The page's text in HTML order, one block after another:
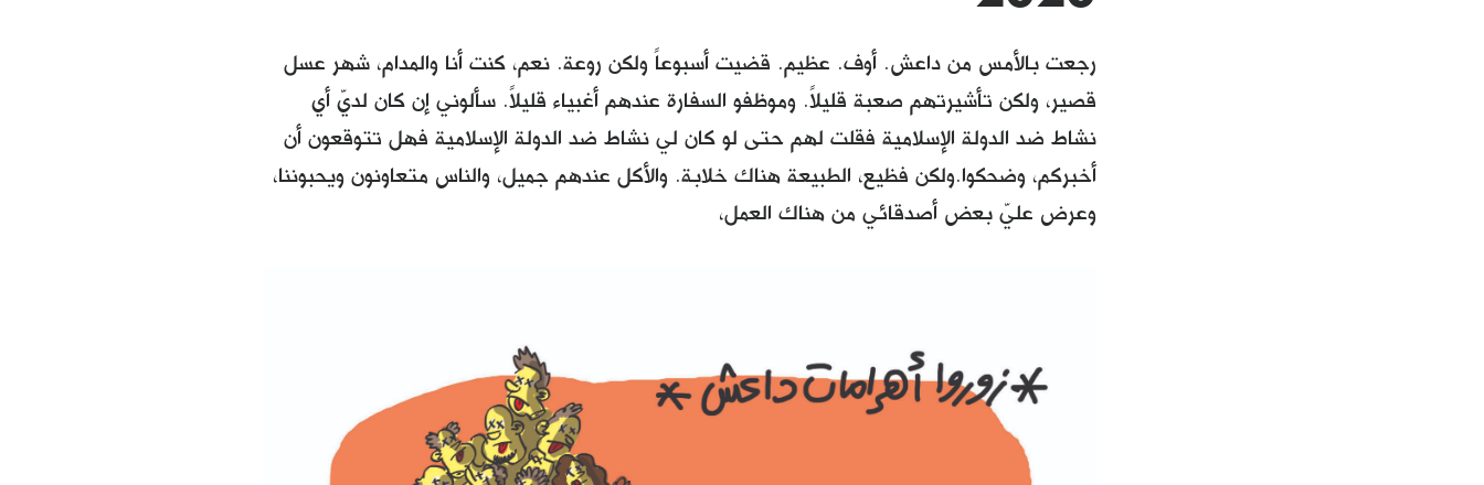
رجعت بالأمس من داعش. أوف. عظيم. قضيت أسبوعاً ولكن روعة. نعم، كنت أنا والمدام، شهر عسل
قصير، ولكن تأشيرتهم صعبة قليلاً. وموظفو السفارة عندهم أغبياء قليلاً. سألوني إن كان لديّ أي
نشاط ضد الدولة الإسلامية فقلت لهم حتى لو كان لي نشاط ضد الدولة الإسلامية فهل تتوقعون أن
أخبركم، وضحكوا.ولكن فظيع، الطبيعة هناك خلابة. والأكل عندهم جميل، والناس متعاونون ويحبوننا،
وعرض عليّ بعض أصدقائي من هناك العمل،